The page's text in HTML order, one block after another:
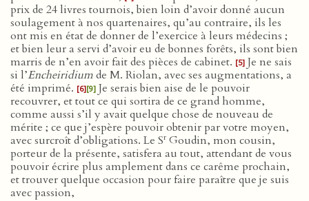
prix de 24 livres tournois, bien loin d’avoir donné aucun
soulagement à nos quartenaires, qu’au contraire, ils les
ont mis en état de donner de l’exercice à leurs médecins ;
et bien leur a servi d’avoir eu de bonnes forêts, ils sont bien
marris de n’en avoir fait des pièces de cabinet. [5] Je ne sais
si l’Encheiridiumde M. Riolan, avec ses augmentations, a
été imprimé. [6][9] Je serais bien aise de le pouvoir
recouvrer, et tout ce qui sortira de ce grand homme,
comme aussi s’il y avait quelque chose de nouveau de
mérite ; ce que j’espère pouvoir obtenir par votre moyen,
avec surcroît d’obligations. Le Sr Goudin, mon cousin,
porteur de la présente, satisfera au tout, attendant de vous
pouvoir écrire plus amplement dans ce carême prochain,
et trouver quelque occasion pour faire paraître que je suis
avec passion,